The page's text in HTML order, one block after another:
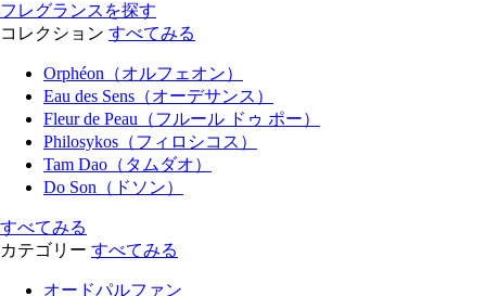
フレグランスを探す
コレクション すべてみる
Orphéon（オルフェオン）
Eau des Sens（オーデサンス）
Fleur de Peau（フルール ドゥ ポー）
Philosykos（フィロシコス）
Tam Dao（タムダオ）
Do Son（ドソン）
すべてみる
カテゴリー すべてみる
オードパルファン